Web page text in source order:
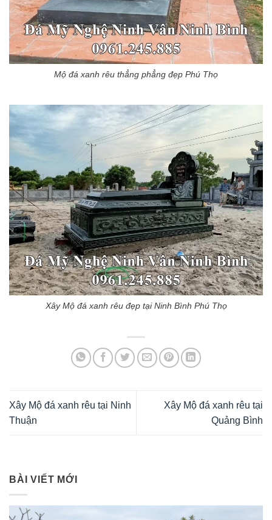
Mộ đá xanh rêu thẳng phẳng đẹp Phú Thọ
Xây Mộ đá xanh rêu đẹp tại Ninh Bình Phú Thọ
Xây Mộ đá xanh rêu tại Ninh
Thuận
Xây Mộ đá xanh rêu tại
Quảng Bình
BÀI VIẾT MỚI